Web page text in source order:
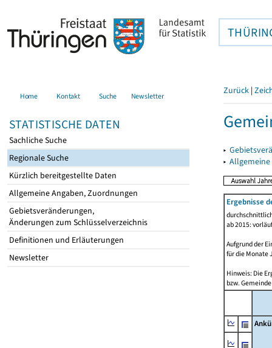
Home Kontakt Suche Newsletter
STATISTISCHE DATEN
Sachliche Suche
Regionale Suche
Kürzlich bereitgestellte Daten
Allgemeine Angaben, Zuordnungen
Gebietsveränderungen,
Änderungen zum Schlüsselverzeichnis
Definitionen und Erläuterungen
Newsletter
Zurück |
▸
▸
Ergebnisse
ab 2015:
Aufgrund der
für die Monate
Hinweis: Die
bzw.